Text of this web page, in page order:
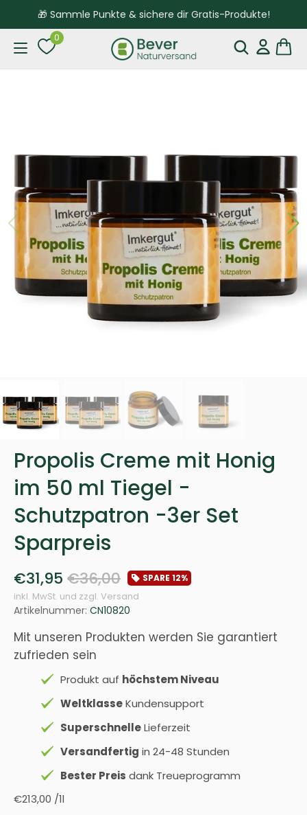
🎁 Sammle Punkte & sichere dir Gratis-Produkte!
0
Propolis Creme mit Honig
im 50 ml Tiegel -
Schutzpatron -3er Set
Sparpreis
€36,00
€31,95 SPARE12%
inkl. MwSt. und zzgl. Versand
Artikelnummer: CN10820
Mit unseren Produkten werden Sie garantiert
zufrieden sein
Produkt auf höchstem Niveau
WeltklasseKundensupport
SuperschnelleLieferzeit
Versandfertig in 24-48 Stunden
Bester Preis dank Treueprogramm
€213,00 /1l